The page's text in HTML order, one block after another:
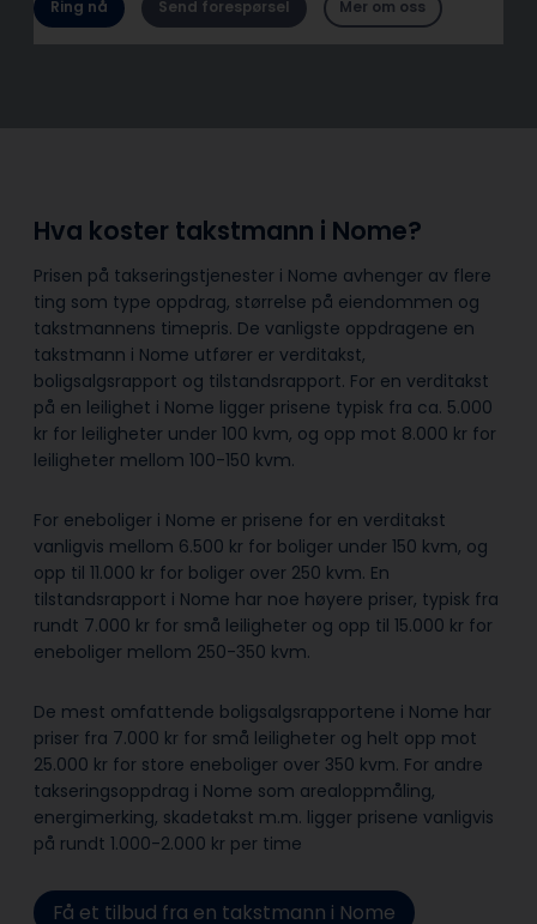
Ring nå Send forespørsel Mer om oss
Hva koster takstmann i Nome?
Prisen på takseringstjenester i Nome avhenger av flere
ting som type oppdrag, størrelse på eiendommen og
takstmannens timepris. De vanligste oppdragene en
takstmann i Nome utfører er verditakst,
boligsalgsrapport og tilstandsrapport. For en verditakst
på en leilighet i Nome ligger prisene typisk fra ca. 5.000
kr for leiligheter under 100 kvm, og opp mot 8.000 kr for
leiligheter mellom 100-150 kvm.
For eneboliger i Nome er prisene for en verditakst
vanligvis mellom 6.500 kr for boliger under 150 kvm, og
opp til 11.000 kr for boliger over 250 kvm. En
tilstandsrapport i Nome har noe høyere priser, typisk fra
rundt 7.000 kr for små leiligheter og opp til 15.000 kr for
eneboliger mellom 250-350 kvm.
De mest omfattende boligsalgsrapportene i Nome har
priser fra 7.000 kr for små leiligheter og helt opp mot
25.000 kr for store eneboliger over 350 kvm. For andre
takseringsoppdrag i Nome som arealoppmåling,
energimerking, skadetakst m.m. ligger prisene vanligvis
på rundt 1.000-2.000 kr per time
Få et tilbud fra en takstmann i Nome